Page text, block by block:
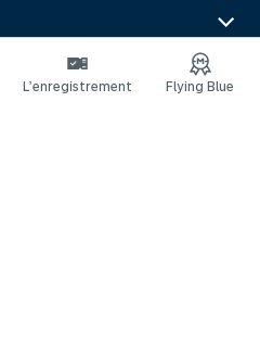
L’enregistrement Flying Blue